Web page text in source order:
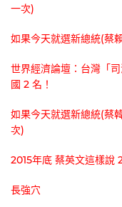
一次)
如果今天就選新總統(蔡
世界經濟論壇：台灣「
國 2 名！
如果今天就選新總統(蔡
次)
2015年底 蔡英文這樣說
長強穴